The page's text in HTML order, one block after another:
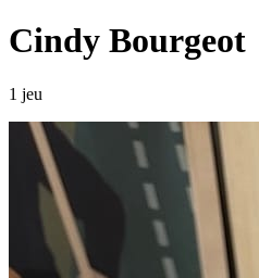
Cindy Bourgeot
1 jeu